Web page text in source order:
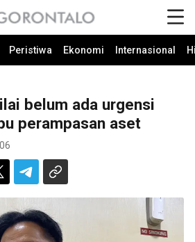
Peristiwa Ekonomi Internasional
belum ada urgensi
perampasan aset